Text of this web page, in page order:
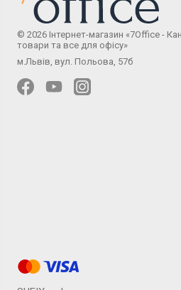
© 2026 Інтернет-магазин «7Office -
товари та все для офісу»
м.Львів, вул. Польова, 57б